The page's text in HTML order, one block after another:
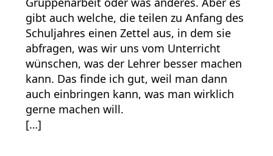
gibt auch welche, die teilen zu Anfang des
Schuljahres einen Zettel aus, in dem sie
abfragen, was wir uns vom Unterricht
wünschen, was der Lehrer besser machen
kann. Das finde ich gut, weil man dann
auch einbringen kann, was man wirklich
gerne machen will.
[…]